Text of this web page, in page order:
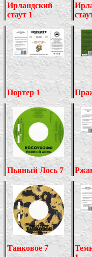
Ирландский
стаут 1
Портер 1
Пьяный Лось 7
Танковое 7